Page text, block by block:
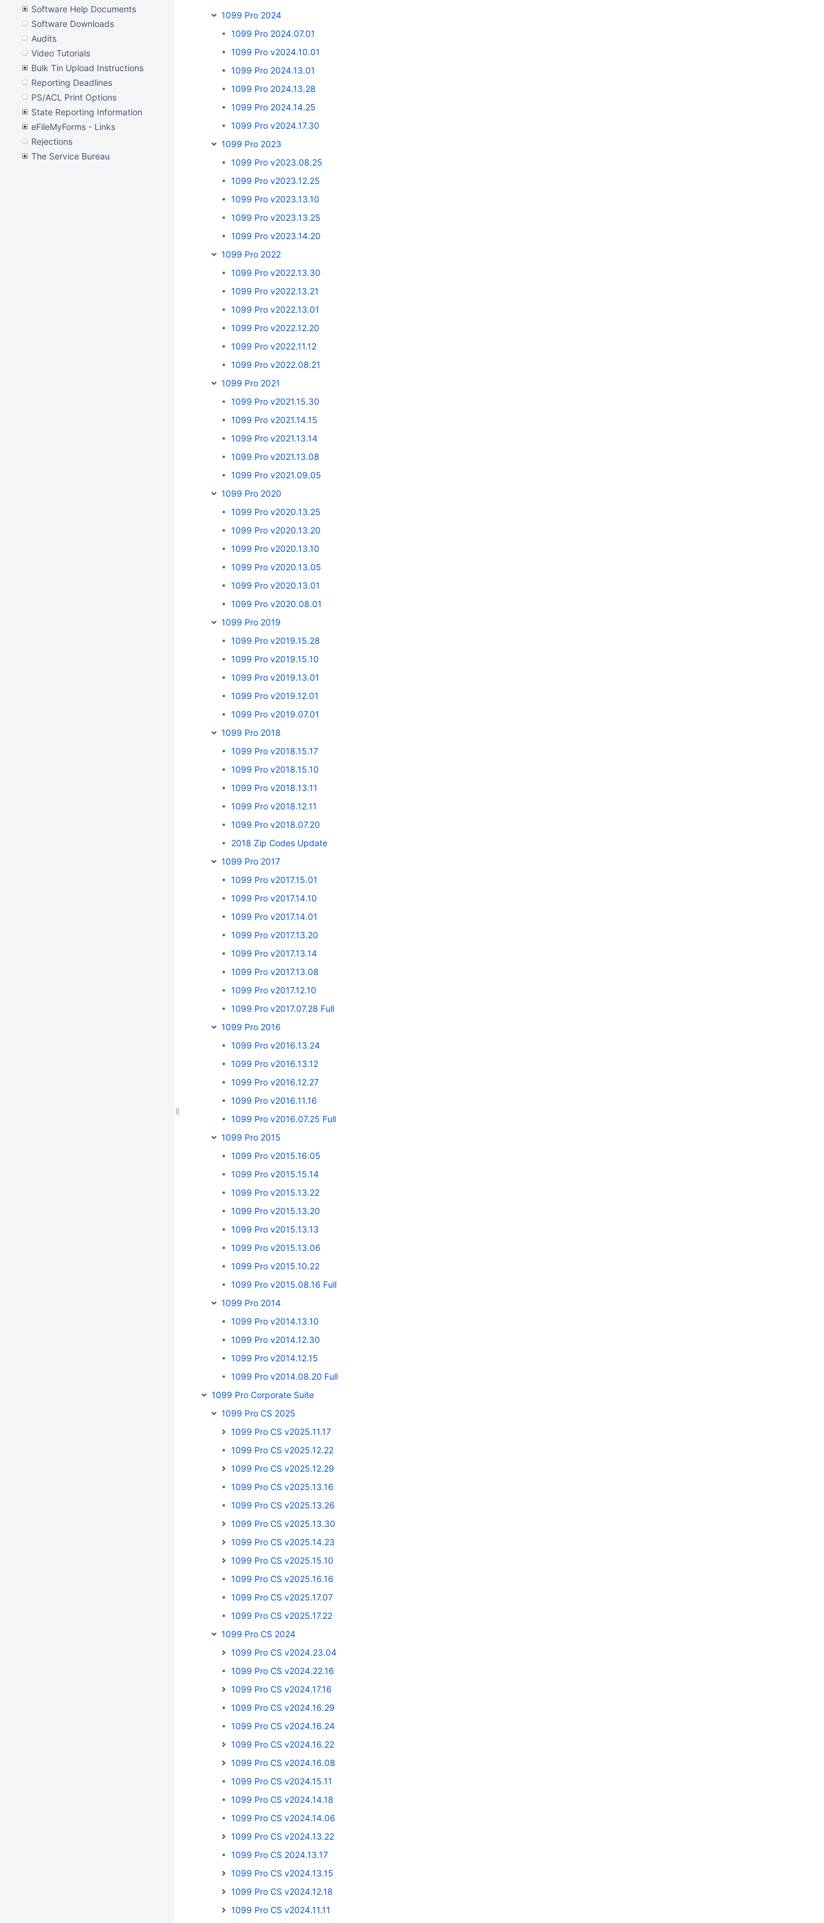
Software Help Documents
Software Downloads
Audits
Video Tutorials
Bulk Tin Upload Instructions
Reporting Deadlines
PS/ACL Print Options
State Reporting Information
eFileMyForms - Links
Rejections
The Service Bureau
1099 Pro 2024
1099 Pro 2024.07.01
1099 Pro v2024.10.01
1099 Pro 2024.13.01
1099 Pro 2024.13.28
1099 Pro 2024.14.25
1099 Pro v2024.17.30
1099 Pro 2023
1099 Pro v2023.08.25
1099 Pro v2023.12.25
1099 Pro v2023.13.10
1099 Pro v2023.13.25
1099 Pro v2023.14.20
1099 Pro 2022
1099 Pro v2022.13.30
1099 Pro v2022.13.21
1099 Pro v2022.13.01
1099 Pro v2022.12.20
1099 Pro v2022.11.12
1099 Pro v2022.08.21
1099 Pro 2021
1099 Pro v2021.15.30
1099 Pro v2021.14.15
1099 Pro v2021.13.14
1099 Pro v2021.13.08
1099 Pro v2021.09.05
1099 Pro 2020
1099 Pro v2020.13.25
1099 Pro v2020.13.20
1099 Pro v2020.13.10
1099 Pro v2020.13.05
1099 Pro v2020.13.01
1099 Pro v2020.08.01
1099 Pro 2019
1099 Pro v2019.15.28
1099 Pro v2019.15.10
1099 Pro v2019.13.01
1099 Pro v2019.12.01
1099 Pro v2019.07.01
1099 Pro 2018
1099 Pro v2018.15.17
1099 Pro v2018.15.10
1099 Pro v2018.13.11
1099 Pro v2018.12.11
1099 Pro v2018.07.20
2018 Zip Codes Update
1099 Pro 2017
1099 Pro v2017.15.01
1099 Pro v2017.14.10
1099 Pro v2017.14.01
1099 Pro v2017.13.20
1099 Pro v2017.13.14
1099 Pro v2017.13.08
1099 Pro v2017.12.10
1099 Pro v2017.07.28 Full
1099 Pro 2016
1099 Pro v2016.13.24
1099 Pro v2016.13.12
1099 Pro v2016.12.27
1099 Pro v2016.11.16
1099 Pro v2016.07.25 Full
1099 Pro 2015
1099 Pro v2015.16.05
1099 Pro v2015.15.14
1099 Pro v2015.13.22
1099 Pro v2015.13.20
1099 Pro v2015.13.13
1099 Pro v2015.13.06
1099 Pro v2015.10.22
1099 Pro v2015.08.16 Full
1099 Pro 2014
1099 Pro v2014.13.10
1099 Pro v2014.12.30
1099 Pro v2014.12.15
1099 Pro v2014.08.20 Full
1099 Pro Corporate Suite
1099 Pro CS 2025
1099 Pro CS v2025.11.17
1099 Pro CS v2025.12.22
1099 Pro CS v2025.12.29
1099 Pro CS v2025.13.16
1099 Pro CS v2025.13.26
1099 Pro CS v2025.13.30
1099 Pro CS v2025.14.23
1099 Pro CS v2025.15.10
1099 Pro CS v2025.16.16
1099 Pro CS v2025.17.07
1099 Pro CS v2025.17.22
1099 Pro CS 2024
1099 Pro CS v2024.23.04
1099 Pro CS v2024.22.16
1099 Pro CS v2024.17.16
1099 Pro CS v2024.16.29
1099 Pro CS v2024.16.24
1099 Pro CS v2024.16.22
1099 Pro CS v2024.16.08
1099 Pro CS v2024.15.11
1099 Pro CS v2024.14.18
1099 Pro CS v2024.14.06
1099 Pro CS v2024.13.22
1099 Pro CS 2024.13.17
1099 Pro CS v2024.13.15
1099 Pro CS v2024.12.18
1099 Pro CS v2024.11.11